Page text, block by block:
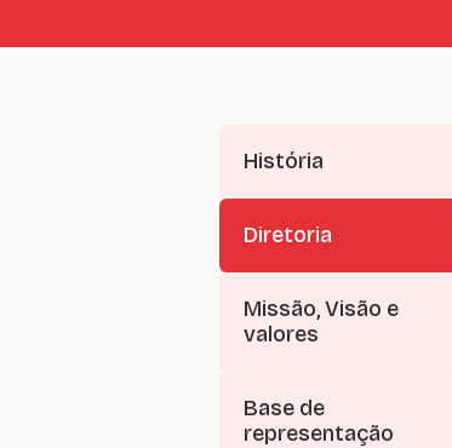
História
Diretoria
Missão, Visão e
valores
Base de
representação